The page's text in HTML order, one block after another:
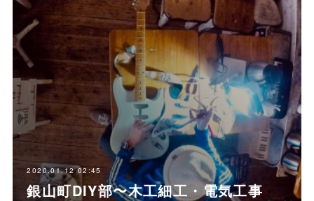
2020.01.12 02:45
銀山町DIY部〜木工細工・電気工事